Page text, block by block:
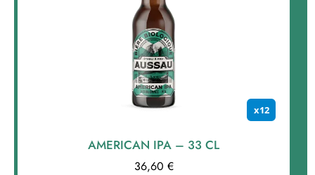
x12
AMERICAN IPA – 33 CL
36,60 €